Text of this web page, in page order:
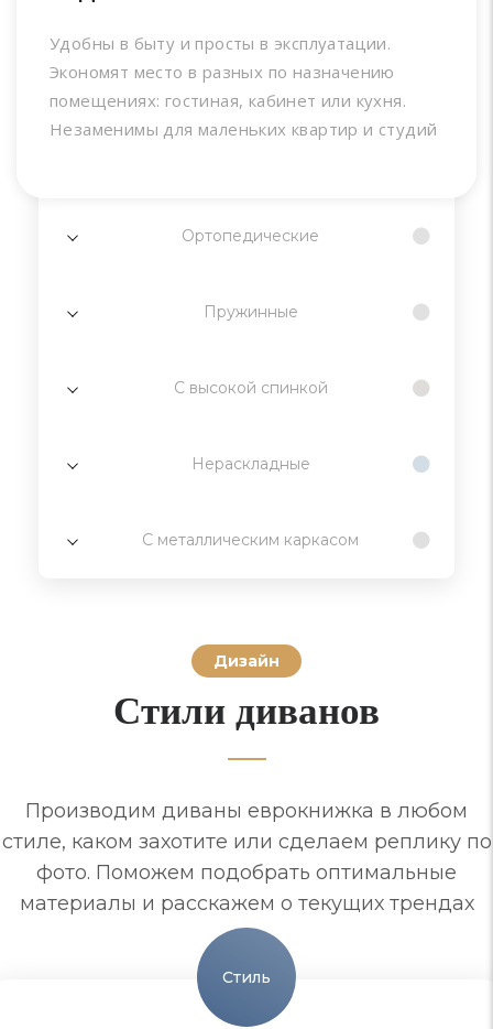
Удобны в быту и просты в эксплуатации.
Экономят место в разных по назначению
помещениях: гостиная, кабинет или кухня.
Незаменимы для маленьких квартир и студий
Ортопедические
Пружинные
С высокой спинкой
Нераскладные
С металлическим каркасом
Дизайн
Стили диванов
Производим диваны еврокнижка в любом
стиле, каком захотите или сделаем реплику по
фото. Поможем подобрать оптимальные
материалы и расскажем о текущих трендах
Стиль